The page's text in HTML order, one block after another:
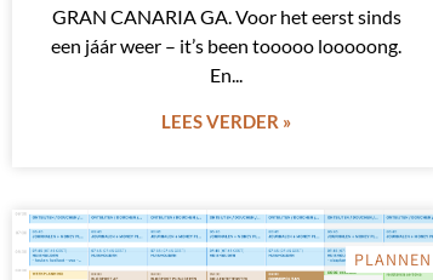
GRAN CANARIA GA. Voor het eerst sinds
een jáár weer – it’s been tooooo looooong.
En
LEES VERDER »
PLANNEN